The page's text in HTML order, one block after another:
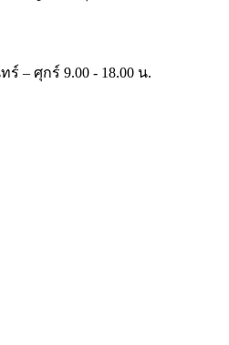
– ศุกร์ 9.00 - 18.00 น.